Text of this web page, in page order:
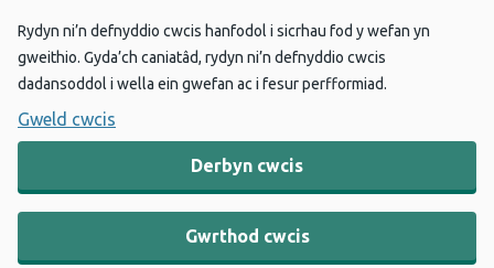
Rydyn ni’n defnyddio cwcis hanfodol i sicrhau fod y wefan yn
gweithio. Gyda’ch caniatâd, rydyn ni’n defnyddio cwcis
dadansoddol i wella ein gwefan ac i fesur perfformiad.
Gweld cwcis
Derbyn cwcis
Gwrthod cwcis